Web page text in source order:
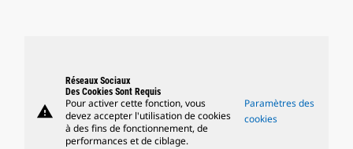
warning
Réseaux Sociaux
Des Cookies Sont Requis
Pour activer cette fonction, vous
devez accepter l'utilisation de cookies
à des fins de fonctionnement, de
performances et de ciblage.
Paramètres des
cookies